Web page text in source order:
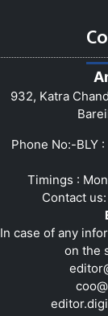
932, Katra
Phone No:-BLY
Timings :
Contact us:
In case of any
on the